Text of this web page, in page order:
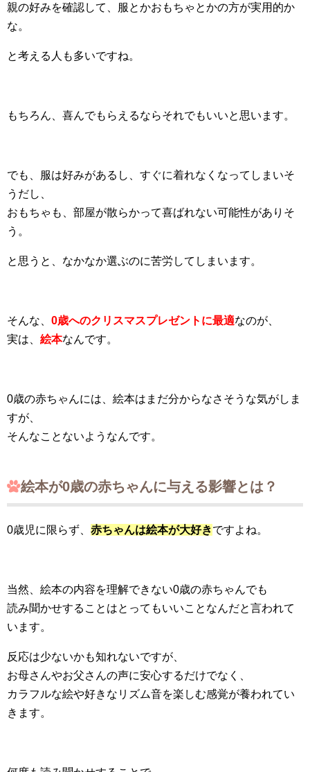
親の好みを確認して、服とかおもちゃとかの方が実用的か
な。
と考える人も多いですね。
もちろん、喜んでもらえるならそれでもいいと思います。
でも、服は好みがあるし、すぐに着れなくなってしまいそ
うだし、
おもちゃも、部屋が散らかって喜ばれない可能性がありそ
う。
と思うと、なかなか選ぶのに苦労してしまいます。
そんな、 0歳へのクリスマスプレゼントに最適なのが、
実は、 絵本なんです。
0歳の赤ちゃんには、絵本はまだ分からなさそうな気がしま
すが、
そんなことないようなんです。
絵本が0歳の赤ちゃんに与える影響とは？
0歳児に限らず、 赤ちゃんは絵本が大好きですよね。
当然、絵本の内容を理解できない0歳の赤ちゃんでも
読み聞かせすることはとってもいいことなんだと言われて
います。
反応は少ないかも知れないですが、
お母さんやお父さんの声に安心するだけでなく、
カラフルな絵や好きなリズム音を楽しむ感覚が養われてい
きます。